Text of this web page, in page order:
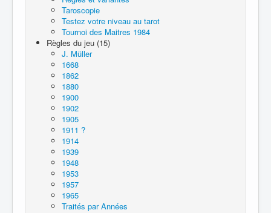
Taroscopie
Testez votre niveau au tarot
Tournoi des Maitres 1984
Règles du jeu (15)
J. Müller
1668
1862
1880
1900
1902
1905
1911 ?
1914
1939
1948
1953
1957
1965
Traités par Années